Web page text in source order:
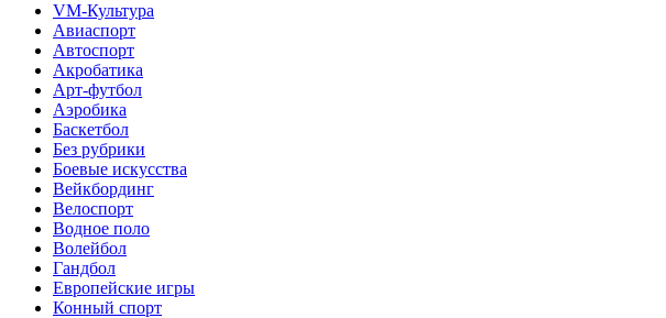
VM-Культура
Авиаспорт
Автоспорт
Акробатика
Арт-футбол
Аэробика
Баскетбол
Без рубрики
Боевые искусства
Вейкбординг
Велоспорт
Водное поло
Волейбол
Гандбол
Европейские игры
Конный спорт